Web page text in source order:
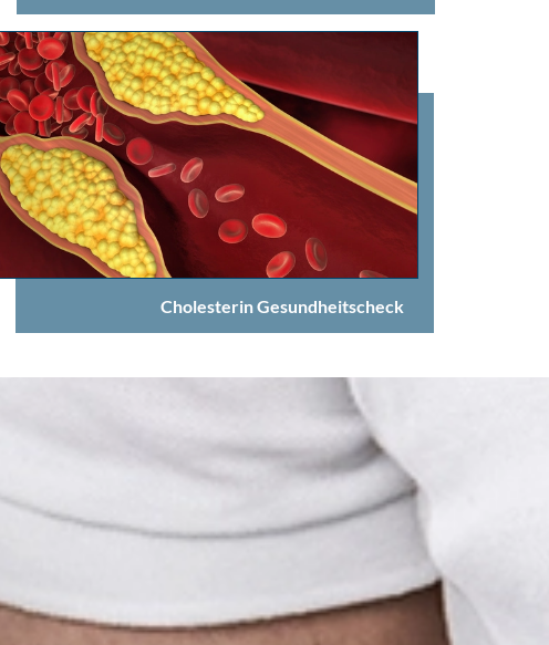
Cholesterin Gesundheitscheck